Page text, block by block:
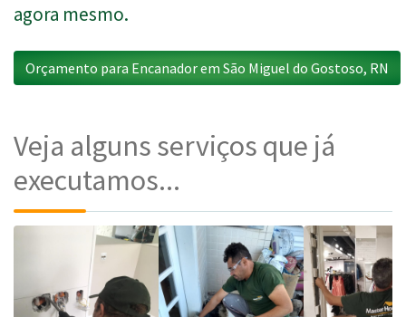
agora mesmo.
Orçamento para Encanador em São Miguel do Gostoso, RN
Veja alguns serviços que já
executamos...